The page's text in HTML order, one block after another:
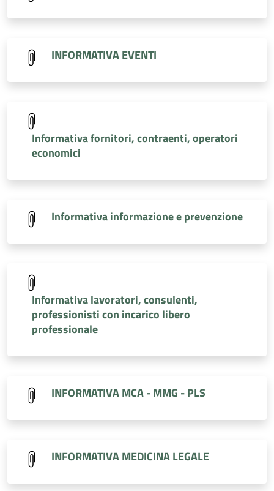
INFORMATIVA EVENTI
Informativa fornitori, contraenti, operatori
economici
Informativa informazione e prevenzione
Informativa lavoratori, consulenti,
professionisti con incarico libero
professionale
INFORMATIVA MCA - MMG - PLS
INFORMATIVA MEDICINA LEGALE